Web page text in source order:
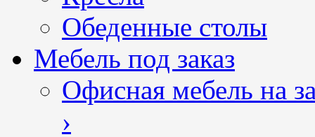
Обеденные столы
Мебель под заказ
Офисная мебель на
›